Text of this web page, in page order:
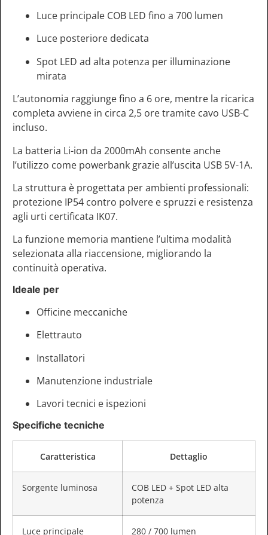
Luce principale COB LED fino a 700 lumen
Luce posteriore dedicata
Spot LED ad alta potenza per illuminazione
mirata
L’autonomia raggiunge fino a 6 ore, mentre la ricarica
completa avviene in circa 2,5 ore tramite cavo USB-C
incluso.
La batteria Li-ion da 2000mAh consente anche
l’utilizzo come powerbank grazie all’uscita USB 5V-1A.
La struttura è progettata per ambienti professionali:
protezione IP54 contro polvere e spruzzi e resistenza
agli urti certificata IK07.
La funzione memoria mantiene l’ultima modalità
selezionata alla riaccensione, migliorando la
continuità operativa.
Ideale per
Officine meccaniche
Elettrauto
Installatori
Manutenzione industriale
Lavori tecnici e ispezioni
Specifiche tecniche
Caratteristica Dettaglio
Sorgente luminosa
COB LED + Spot LED alta
potenza
Luce principale 280 / 700 lumen